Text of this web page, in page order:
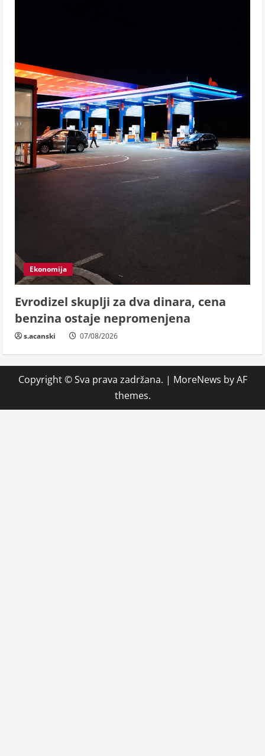
Ekonomija
Evrodizel skuplji za dva dinara, cena
benzina ostaje nepromenjena
s.acanski 07/08/2026
Copyright © Sva prava zadržana. | MoreNews by AF
themes.